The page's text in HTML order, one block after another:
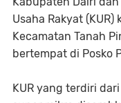
Usaha Rakyat
Kecamatan Tanah
bertempat di Posko
KUR yang terdiri dari